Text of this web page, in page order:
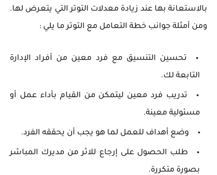
بالاستعانة بها عند زيادة معدلات التوتر التي يتعرض لها.
ومن أمثلة جوانب خطة التعامل مع التوتر ما يلي :
تحسين التنسيق مع فرد معين من أفراد الإدارة
التابعة لك.
تدريب فرد معين ليتمكن من القيام بأداء عمل أو
مسئولية معينة.
وضع أهداف للعمل لما هو يجب أن يحققه الفرد.
طلب الحصول على إرجاع للاثر من مديرك المباشر
بصورة متكررة.